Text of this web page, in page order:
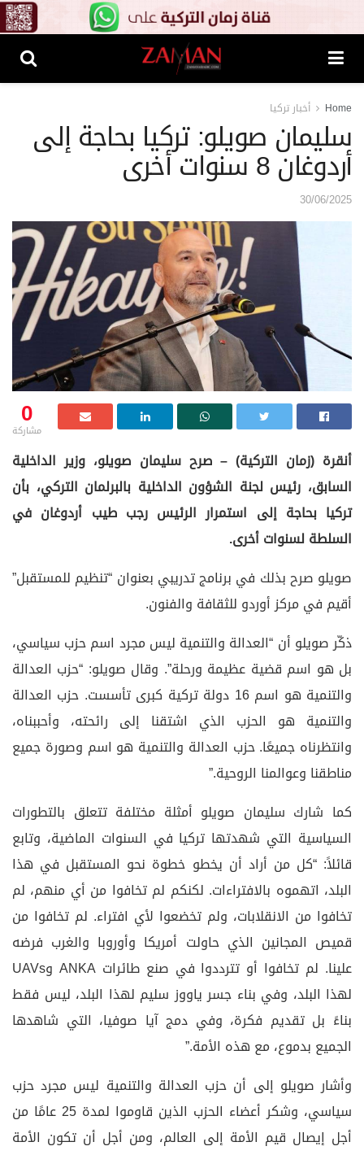
Home أخبار تركيا
سليمان صويلو: تركيا بحاجة إلى
أردوغان 8 سنوات أخرى
30/06/2025
0
مشاركة
أنقرة (زمان التركية) – صرح سليمان صويلو، وزير الداخلية
السابق، رئيس لجنة الشؤون الداخلية بالبرلمان التركي، بأن
تركيا بحاجة إلى استمرار الرئيس رجب طيب أردوغان في
السلطة لسنوات أخرى.
صويلو صرح بذلك في برنامج تدريبي بعنوان “تنظيم للمستقبل”
أقيم في مركز أوردو للثقافة والفنون.
ذكّر صويلو أن “العدالة والتنمية ليس مجرد اسم حزب سياسي،
بل هو اسم قضية عظيمة ورحلة”. وقال صويلو: “حزب العدالة
والتنمية هو اسم 16 دولة تركية كبرى تأسست. حزب العدالة
والتنمية هو الحزب الذي اشتقنا إلى رائحته، وأحببناه،
وانتظرناه جميعًا. حزب العدالة والتنمية هو اسم وصورة جميع
مناطقنا وعوالمنا الروحية.”
كما شارك سليمان صويلو أمثلة مختلفة تتعلق بالتطورات
السياسية التي شهدتها تركيا في السنوات الماضية، وتابع
قائلاً: “كل من أراد أن يخطو خطوة نحو المستقبل في هذا
البلد، اتهموه بالافتراءات. لكنكم لم تخافوا من أي منهم، لم
تخافوا من الانقلابات، ولم تخضعوا لأي افتراء. لم تخافوا من
قميص المجانين الذي حاولت أمريكا وأوروبا والغرب فرضه
علينا. لم تخافوا أو تترددوا في صنع طائرات ANKA وUAVs
لهذا البلد، وفي بناء جسر ياووز سليم لهذا البلد، ليس فقط
بناءً بل تقديم فكرة، وفي دمج آيا صوفيا، التي شاهدها
الجميع بدموع، مع هذه الأمة.”
وأشار صويلو إلى أن حزب العدالة والتنمية ليس مجرد حزب
سياسي، وشكر أعضاء الحزب الذين قاوموا لمدة 25 عامًا من
أجل إيصال قيم الأمة إلى العالم، ومن أجل أن تكون الأمة